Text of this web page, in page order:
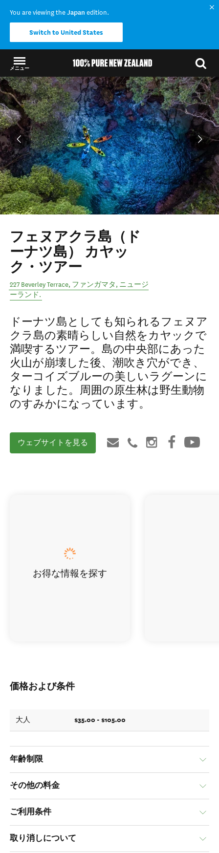
You are viewing theJapan edition.
Switch to United States
メニュー
結果に戻る
フェヌアクラ島（ド
ーナツ島） カヤッ
ク・ツアー
227 Beverley Terrace, ファンガマタ, ニュージ
ーランド.
ドーナツ島としても知られるフェヌア
クラ島の素晴らしい自然をカヤックで
満喫するツアー。島の中央部にあった
火山が崩壊した後、潮吹き穴ができ、
ターコイズブルーの美しいラグーンに
なりました。周囲の原生林は野生動物
のすみかになっています。
ウェブサイトを見る
価格および条件
大人 $35.00 - $105.00
年齢制限
その他の料金
ご利用条件
取り消しについて
お得な情報を探す